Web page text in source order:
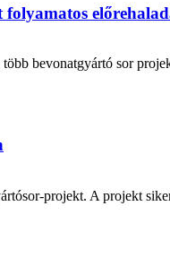
bevonatgyártó sor
projekt. A projekt